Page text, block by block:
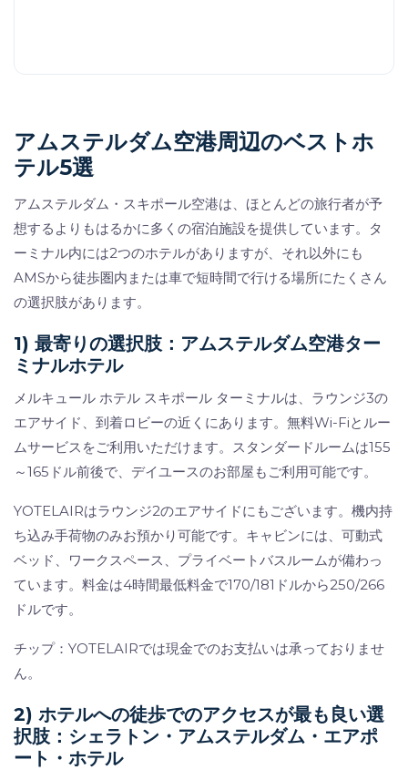
アムステルダム空港周辺のベストホ
テル5選
アムステルダム・スキポール空港は、ほとんどの旅行者が予
想するよりもはるかに多くの宿泊施設を提供しています。タ
ーミナル内には2つのホテルがありますが、それ以外にも
AMSから徒歩圏内または車で短時間で行ける場所にたくさん
の選択肢があります。
1) 最寄りの選択肢：アムステルダム空港ター
ミナルホテル
メルキュール ホテル スキポール ターミナルは、ラウンジ3の
エアサイド、到着ロビーの近くにあります。無料Wi-Fiとルー
ムサービスをご利用いただけます。スタンダードルームは155
～165ドル前後で、デイユースのお部屋もご利用可能です。
YOTELAIRはラウンジ2のエアサイドにもございます。機内持
ち込み手荷物のみお預かり可能です。キャビンには、可動式
ベッド、ワークスペース、プライベートバスルームが備わっ
ています。料金は4時間最低料金で170/181ドルから250/266
ドルです。
チップ：YOTELAIRでは現金でのお支払いは承っておりませ
ん。
2) ホテルへの徒歩でのアクセスが最も良い選
択肢：シェラトン・アムステルダム・エアポ
ート・ホテル